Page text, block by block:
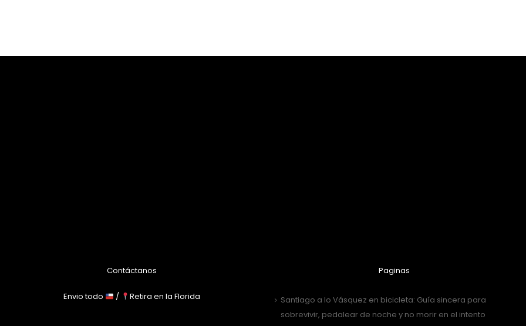
Contáctanos
Envio todo / Retira en la Florida
Paginas
Santiago a lo Vásquez en bicicleta: Guía sincera para
sobrevivir, pedalear de noche y no morir en el intento